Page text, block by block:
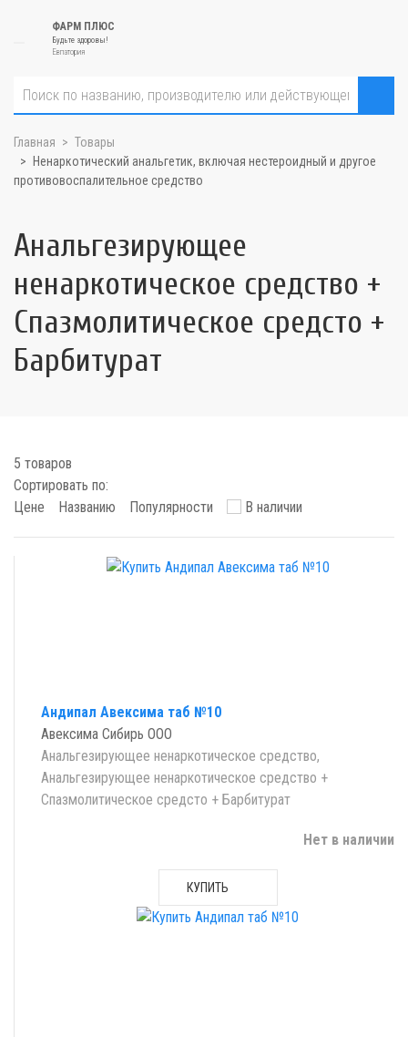
ФАРМ ПЛЮС
Будьте здоровы!
Евпатория
Главная
Товары
Ненаркотический анальгетик, включая нестероидный и другое
противовоспалительное средство
Анальгезирующее
ненаркотическое средство +
Спазмолитическое средсто +
Барбитурат
5 товаров
Сортировать по:
Цене
Названию Популярности В наличии
Андипал Авексима таб №10
Авексима Сибирь ООО
Анальгезирующее ненаркотическое средство,
Анальгезирующее ненаркотическое средство +
Спазмолитическое средсто + Барбитурат
Нет в наличии
КУПИТЬ